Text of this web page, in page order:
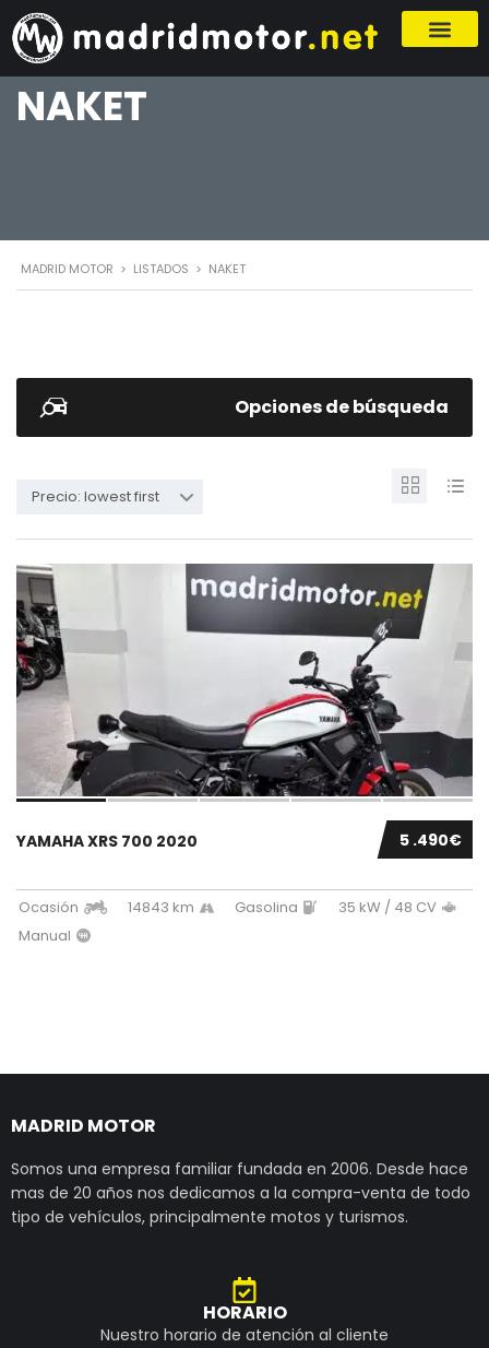
NAKET
MADRID MOTOR > LISTADOS > NAKET
Opciones de búsqueda
Precio: lowest first
5 .490€
YAMAHA XRS 700 2020
Ocasión 14843 km Gasolina
35 kW / 48 CV
Manual
MADRID MOTOR
Somos una empresa familiar fundada en 2006. Desde hace
mas de 20 años nos dedicamos a la compra-venta de todo
tipo de vehículos, principalmente motos y turismos.
HORARIO
Nuestro horario de atención al cliente